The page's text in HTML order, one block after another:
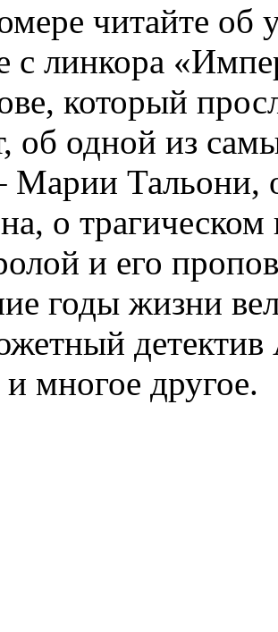
читайте об
с линкора
который
об одной из
Марии
о трагическом
и его
годы жизни
детектив
многое другое.